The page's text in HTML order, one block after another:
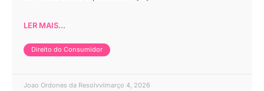
LER MAIS...
Direito do Consumidor
Joao Ordones da Resolvvi março 4, 2026